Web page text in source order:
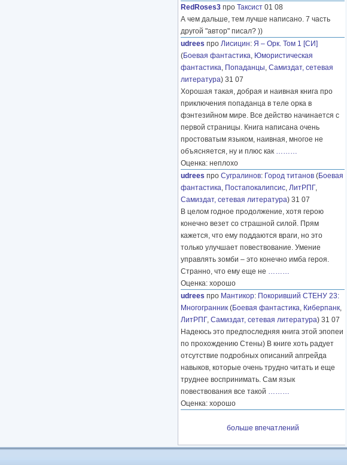
RedRoses3 про Таксист 01 08
А чем дальше, тем лучше написано. 7 часть
другой "автор" писал? ))
udrees про Лисицин: Я – Орк. Том 1 [СИ]
(Боевая фантастика, Юмористическая
фантастика, Попаданцы, Самиздат, сетевая
литература) 31 07
Хорошая такая, добрая и наивная книга про
приключения попаданца в теле орка в
фэнтезийном мире. Все действо начинается с
первой страницы. Книга написана очень
простоватым языком, наивная, многое не
объясняется, ну и плюс как ………
Оценка: неплохо
udrees про Сугралинов: Город титанов (Боевая
фантастика, Постапокалипсис, ЛитРПГ,
Самиздат, сетевая литература) 31 07
В целом годное продолжение, хотя герою
конечно везет со страшной силой. Прям
кажется, что ему поддаются враги, но это
только улучшает повествование. Умение
управлять зомби – это конечно имба героя.
Странно, что ему еще не ………
Оценка: хорошо
udrees про Мантикор: Покоривший СТЕНУ 23:
Многогранник (Боевая фантастика, Киберпанк,
ЛитРПГ, Самиздат, сетевая литература) 31 07
Надеюсь это предпоследняя книга этой эпопеи
по прохождению Стены) В книге хоть радует
отсутствие подробных описаний апгрейда
навыков, которые очень трудно читать и еще
труднее воспринимать. Сам язык
повествования все такой ………
Оценка: хорошо
больше впечатлений